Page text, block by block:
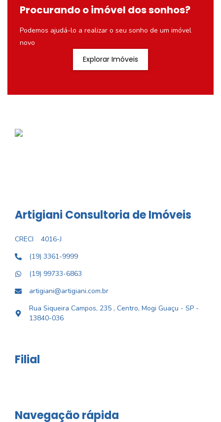
Procurando o imóvel dos sonhos?
Podemos ajudá-lo a realizar o seu sonho de um imóvel
novo
Explorar Imóveis
Artigiani Consultoria de Imóveis
CRECI
4016-J
(19) 3361-9999
(19) 99733-6863
artigiani@artigiani.com.br
Rua Siqueira Campos, 235 , Centro, Mogi Guaçu - SP -
13840-036
Filial
Navegação rápida